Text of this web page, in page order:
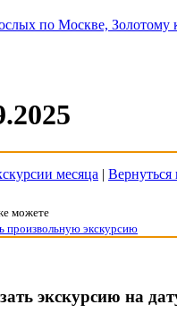
по Москве, Золотому
месяца | Вернуться
можете
произвольную экскурсию
экскурсию на